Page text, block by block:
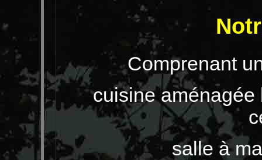
Comprenant
cuisine
salle à